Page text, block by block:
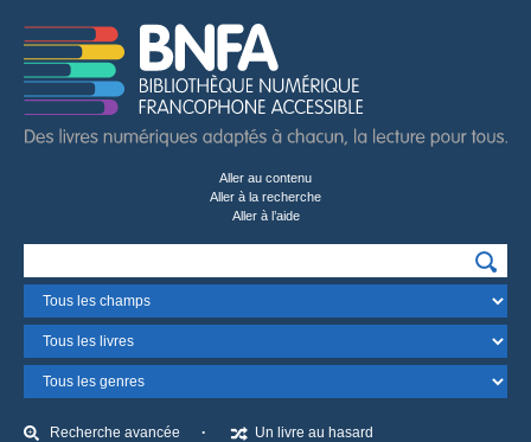
Aller au contenu
Aller à la recherche
Aller à l’aide
Champ
Format
Genre
Recherche avancée Un livre au hasard